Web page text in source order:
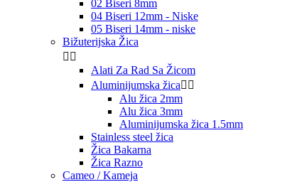
02 Biseri 8mm
04 Biseri 12mm - Niske
05 Biseri 14mm - niske
Bižuterijska Žica
 
Alati Za Rad Sa Žicom
Aluminijumska žica 
Alu žica 2mm
Alu žica 3mm
Aluminijumska žica 1.5mm
Stainless steel žica
Žica Bakarna
Žica Razno
Cameo / Kameja